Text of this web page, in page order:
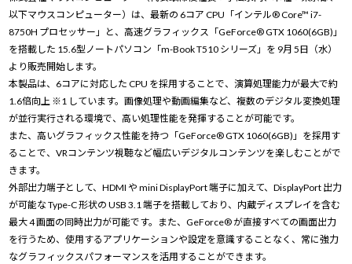
以下マウスコンピューター）は、最新の 6コア CPU「インテル® Core™ i7-
8750H プロセッサー」と、高速グラフィックス「GeForce® GTX 1060(6GB)」
を搭載した 15.6型ノートパソコン「m-Book T510 シリーズ」を 9月 5日（水）
より販売開始します。
本製品は、6コアに対応した CPU を採用することで、演算処理能力が最大で約
1.6倍向上 ※1 しています。画像処理や動画編集など、複数のデジタル変換処理
が並行実行される環境で、高い処理性能を発揮することが可能です。
また、高いグラフィックス性能を持つ「GeForce® GTX 1060(6GB)」を採用す
ることで、VRコンテンツ視聴など幅広いデジタルコンテンツを楽しむことがで
きます。
外部出力端子として、HDMI や mini DisplayPort 端子に加えて、DisplayPort 出力
が可能な Type-C 形状の USB 3.1 端子を搭載しており、内蔵ディスプレイを含む
最大 4 画面の同時出力が可能です。また、GeForce® が直接すべての画面出力
を行うため、使用するアプリケーションや設定を意識することなく、常に強力
なグラフィックスパフォーマンスを活用することができます。